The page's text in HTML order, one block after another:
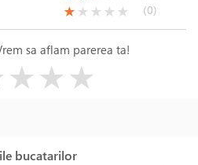
(*)
★( )
★ ( )
★ ( )
★ ( )
★ (0)
sa aflam parerea ta!
★★★
bucatarilor